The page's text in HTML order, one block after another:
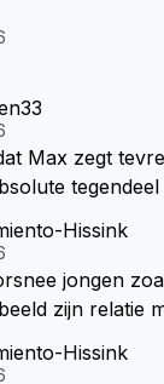
met de
achter de
te beroven. De
Zandvoort
Afdragen
de parasiet.
Max zegt
tegendeel bewijst.
Hissink
jongen
zijn relatie
heeft van een
Hissink